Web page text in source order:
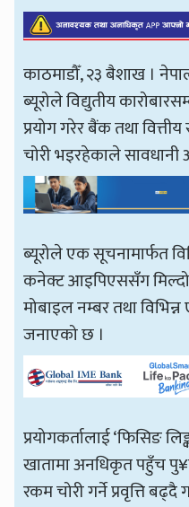
काठमाडौँ, २३ बैशाख ।
ब्यूरोले विद्युतीय
प्रयोग गरेर बैंक तथा
चोरी भइरहेकाले
ब्यूरोले एक सूचनामार्फत
कनेक्ट आइपिएससँग मिल्दो
मोबाइल नम्बर तथा
जनाएको छ ।
प्रयोगकर्तालाई ‘फिसिङ
खातामा अनधिकृत पहुँच
रकम चोरी गर्ने प्रवृत्ति